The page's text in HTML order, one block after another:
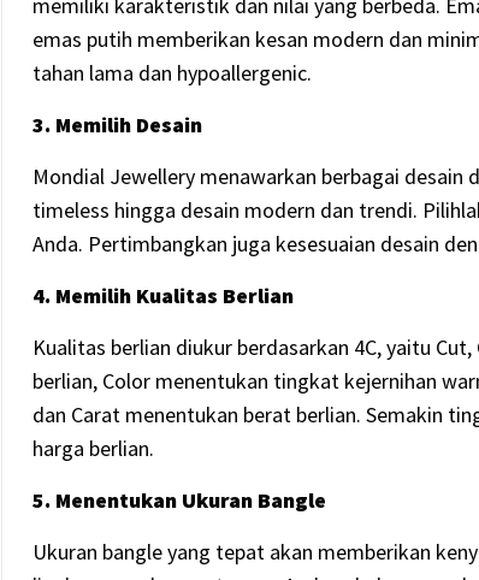
emas putih memberikan kesan modern dan
tahan lama dan hypoallergenic.
3. Memilih Desain
Mondial Jewellery menawarkan berbagai desain
timeless hingga desain modern dan trendi.
Anda. Pertimbangkan juga kesesuaian desain
4. Memilih Kualitas Berlian
Kualitas berlian diukur berdasarkan 4C, yaitu
berlian, Color menentukan tingkat kejernihan
dan Carat menentukan berat berlian. Semakin
harga berlian.
5. Menentukan Ukuran Bangle
Ukuran bangle yang tepat akan memberikan